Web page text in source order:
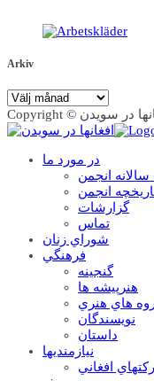
Arkiv
Arkiv
در مورد ما
انجمن
انجمن
گزارشات
تماس
شوراي زنان
فرهنگي
گنجينه
هنرپيشه ها
هاي هنري
نويسندگان
داستان
نيازمنديها
افغاني